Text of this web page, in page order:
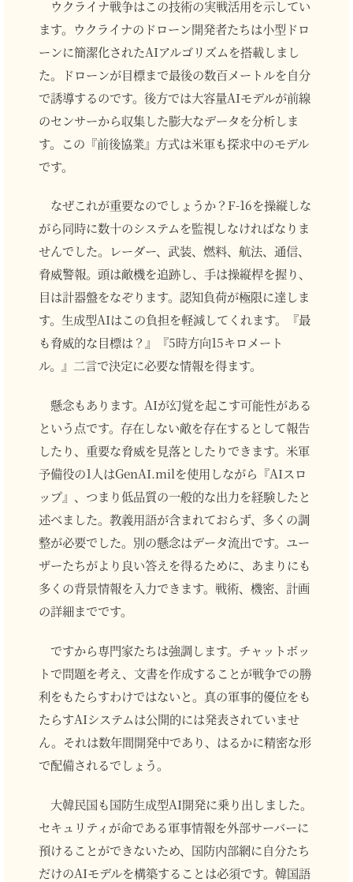
ウクライナ戦争はこの技術の実戦活用を示してい
ます。ウクライナのドローン開発者たちは小型ドロ
ーンに簡潔化されたAIアルゴリズムを搭載しまし
た。ドローンが目標まで最後の数百メートルを自分
で誘導するのです。後方では大容量AIモデルが前線
のセンサーから収集した膨大なデータを分析しま
す。この『前後協業』方式は米軍も探求中のモデル
です。
なぜこれが重要なのでしょうか？F-16を操縦しな
がら同時に数十のシステムを監視しなければなりま
せんでした。レーダー、武装、燃料、航法、通信、
脅威警報。頭は敵機を追跡し、手は操縦桿を握り、
目は計器盤をなぞります。認知負荷が極限に達しま
す。生成型AIはこの負担を軽減してくれます。『最
も脅威的な目標は？』『5時方向15キロメート
ル。』二言で決定に必要な情報を得ます。
懸念もあります。AIが幻覚を起こす可能性がある
という点です。存在しない敵を存在するとして報告
したり、重要な脅威を見落としたりできます。米軍
予備役の1人はGenAI.milを使用しながら『AIスロ
ップ』、つまり低品質の一般的な出力を経験したと
述べました。教義用語が含まれておらず、多くの調
整が必要でした。別の懸念はデータ流出です。ユー
ザーたちがより良い答えを得るために、あまりにも
多くの背景情報を入力できます。戦術、機密、計画
の詳細までです。
ですから専門家たちは強調します。チャットボッ
トで問題を考え、文書を作成することが戦争での勝
利をもたらすわけではないと。真の軍事的優位をも
たらすAIシステムは公開的には発表されていませ
ん。それは数年間開発中であり、はるかに精密な形
で配備されるでしょう。
大韓民国も国防生成型AI開発に乗り出しました。
セキュリティが命である軍事情報を外部サーバーに
預けることができないため、国防内部網に自分たち
だけのAIモデルを構築することは必須です。韓国語